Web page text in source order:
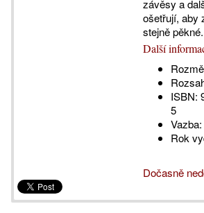
závěsy a
ošetřují, aby
stejně pěkné.
Další
ISBN:
5
Vazba:
Rok
Dočasně